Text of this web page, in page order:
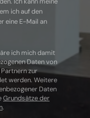
ich auf den
eine E-Mail an
ich mich damit
Daten von
zur
werden. Weitere
Daten
Grundsätze der
.